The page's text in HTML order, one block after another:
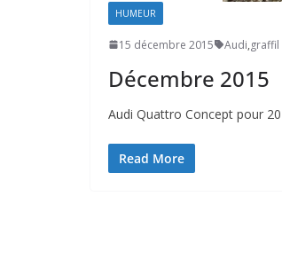
HUMEUR
15 décembre 2015 Audi,graffil
Décembre 2015
Audi Quattro Concept pour
Read More